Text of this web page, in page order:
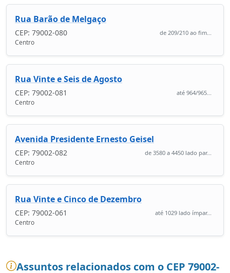
Rua Barão de Melgaço
CEP: 79002-080 de 209/210 ao fim...
Centro
Rua Vinte e Seis de Agosto
CEP: 79002-081 até 964/965...
Centro
Avenida Presidente Ernesto Geisel
CEP: 79002-082 de 3580 a 4450 lado par...
Centro
Rua Vinte e Cinco de Dezembro
CEP: 79002-061 até 1029 lado ímpar...
Centro
Assuntos relacionados com o CEP 79002-